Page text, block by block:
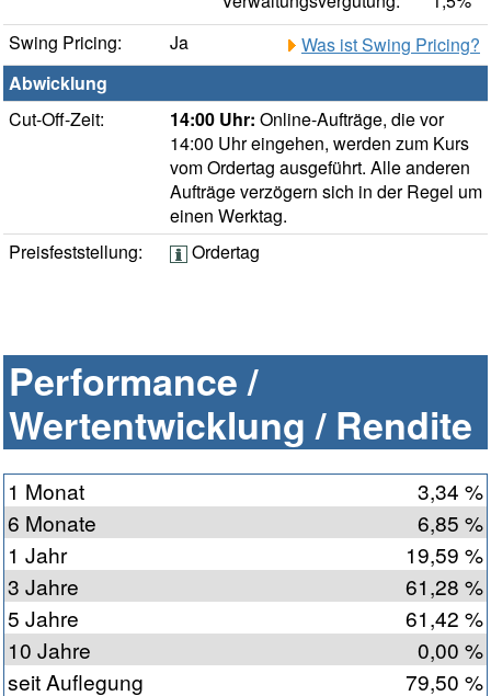
Swing Pricing:
Ja
Was ist Swing Pricing?
Abwicklung
Cut-Off-Zeit:
14:00 Uhr: Online-Aufträge, die vor
14:00 Uhr eingehen, werden zum Kurs
vom Ordertag ausgeführt. Alle anderen
Aufträge verzögern sich in der Regel um
einen Werktag.
Preisfeststellung:
Ordertag
Performance /
Wertentwicklung / Rendite
1 Monat
3,34 %
6 Monate
6,85 %
1 Jahr
19,59 %
3 Jahre
61,28 %
5 Jahre
61,42 %
10 Jahre
0,00 %
seit Auflegung
79,50 %